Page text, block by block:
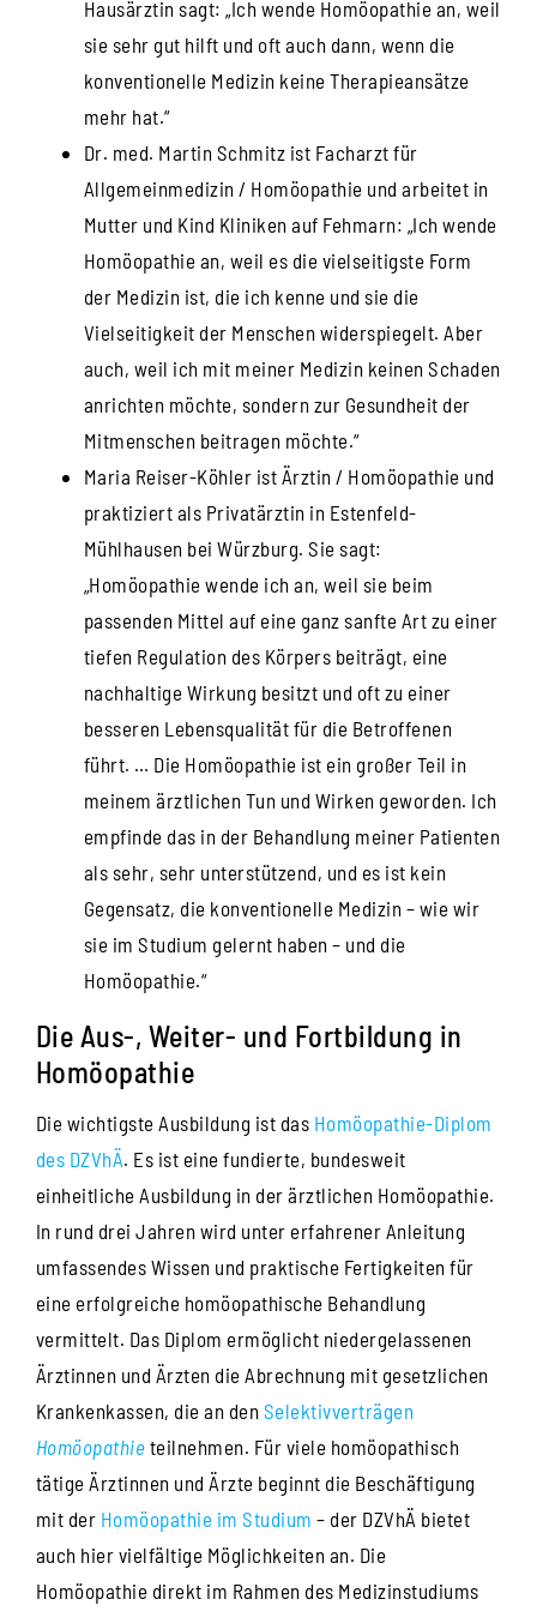
Hausärztin sagt: „Ich wende Homöopathie an, weil
sie sehr gut hilft und oft auch dann, wenn die
konventionelle Medizin keine Therapieansätze
mehr hat.“
Dr. med. Martin Schmitz ist Facharzt für
Allgemeinmedizin / Homöopathie und arbeitet in
Mutter und Kind Kliniken auf Fehmarn: „Ich wende
Homöopathie an, weil es die vielseitigste Form
der Medizin ist, die ich kenne und sie die
Vielseitigkeit der Menschen widerspiegelt. Aber
auch, weil ich mit meiner Medizin keinen Schaden
anrichten möchte, sondern zur Gesundheit der
Mitmenschen beitragen möchte.“
Maria Reiser-Köhler ist Ärztin / Homöopathie und
praktiziert als Privatärztin in Estenfeld-
Mühlhausen bei Würzburg. Sie sagt:
„Homöopathie wende ich an, weil sie beim
passenden Mittel auf eine ganz sanfte Art zu einer
tiefen Regulation des Körpers beiträgt, eine
nachhaltige Wirkung besitzt und oft zu einer
besseren Lebensqualität für die Betroffenen
führt. … Die Homöopathie ist ein großer Teil in
meinem ärztlichen Tun und Wirken geworden. Ich
empfinde das in der Behandlung meiner Patienten
als sehr, sehr unterstützend, und es ist kein
Gegensatz, die konventionelle Medizin – wie wir
sie im Studium gelernt haben – und die
Homöopathie.“
Die Aus-, Weiter- und Fortbildung in
Homöopathie
Die wichtigste Ausbildung ist das Homöopathie-Diplom
des DZVhÄ. Es ist eine fundierte, bundesweit
einheitliche Ausbildung in der ärztlichen Homöopathie.
In rund drei Jahren wird unter erfahrener Anleitung
umfassendes Wissen und praktische Fertigkeiten für
eine erfolgreiche homöopathische Behandlung
vermittelt. Das Diplom ermöglicht niedergelassenen
Ärztinnen und Ärzten die Abrechnung mit gesetzlichen
Krankenkassen, die an den Selektivverträgen
Homöopathie teilnehmen. Für viele homöopathisch
tätige Ärztinnen und Ärzte beginnt die Beschäftigung
mit der Homöopathie im Studium – der DZVhÄ bietet
auch hier vielfältige Möglichkeiten an. Die
Homöopathie direkt im Rahmen des Medizinstudiums